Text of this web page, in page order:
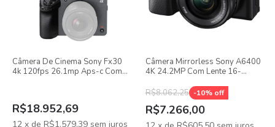
Câmera De Cinema Sony Fx30
4k 120fps 26.1mp Aps-c Com
R$18.952,69
12 x de R$1.579,39 sem juros
Câmera Mirrorless Sony A6400
4K 24.2MP Com Lente 16-
R$8.062,25 -10% off
R$7.266,00